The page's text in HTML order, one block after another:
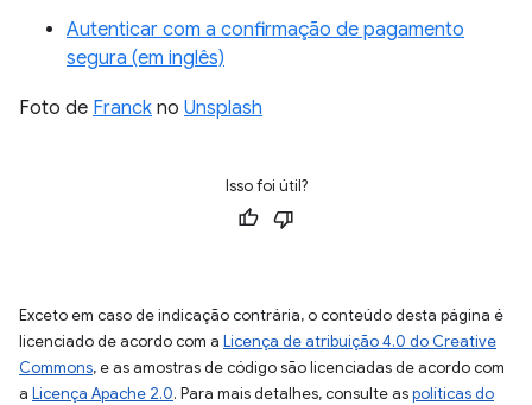
Autenticar com a confirmação de pagamento
segura (em inglês)
Foto de Franck no Unsplash
Isso foi útil?
Exceto em caso de indicação contrária, o conteúdo desta página é
licenciado de acordo com a Licença de atribuição 4.0 do Creative
Commons, e as amostras de código são licenciadas de acordo com
a Licença Apache 2.0. Para mais detalhes, consulte aspolíticas do